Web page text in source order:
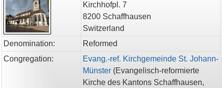
Kirchhofpl. 7
8200 Schaffhausen
Switzerland
Denomination:
Reformed
Congregation:
Evang.-ref. Kirchgemeinde St. Johann-
Münster (Evangelisch-reformierte
Kirche des Kantons Schaffhausen,